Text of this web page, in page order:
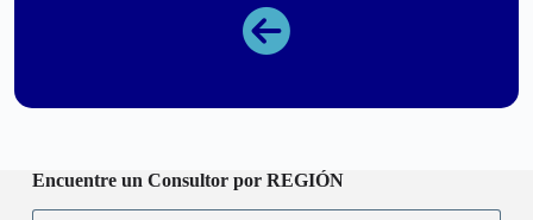
Encuentre un Consultor por REGIÓN